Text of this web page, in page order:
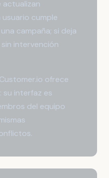
actualizan
cumple
campaña; si deja
intervención
ofrece
su interfaz es
del equipo